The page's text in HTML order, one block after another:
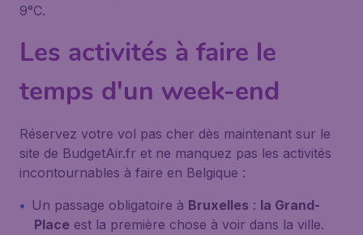
9°C.
Les activités à faire le
temps d'un week-end
Réservez votre vol pas cher dès maintenant sur le
site de BudgetAir.fr et ne manquez pas les activités
incontournables à faire en Belgique :
Un passage obligatoire à Bruxelles : la Grand-
Place est la première chose à voir dans la ville.